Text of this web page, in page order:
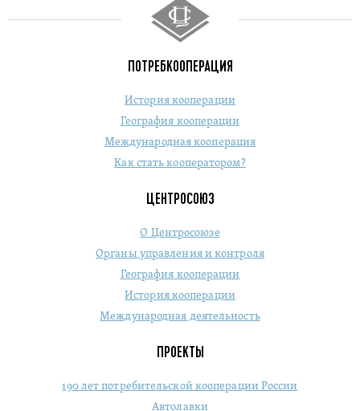
ПОТРЕБКООПЕРАЦИЯ
История кооперации
География кооперации
Международная кооперация
Как стать кооператором?
ЦЕНТРОСОЮЗ
О Центросоюзе
Органы управления и контроля
География кооперации
История кооперации
Международная деятельность
ПРОЕКТЫ
190 лет потребительской кооперации России
Автолавки